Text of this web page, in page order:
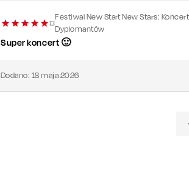
Festiwal New Start New Stars: Koncert
Dyplomantów
Super koncert 🙂
Dodano: 18 maja 2026